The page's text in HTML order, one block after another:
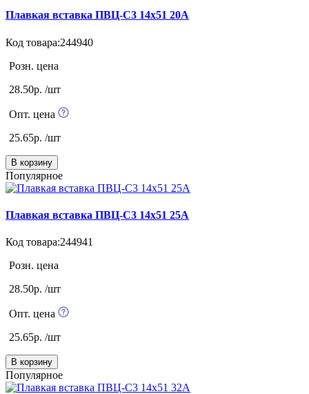
Плавкая вставка ПВЦ-С3 14х51 20А
Код товара:244940
Розн. цена
28.50р. /шт
Опт. цена
25.65р. /шт
В корзину
Популярное
Плавкая вставка ПВЦ-С3 14х51 25А
Код товара:244941
Розн. цена
28.50р. /шт
Опт. цена
25.65р. /шт
В корзину
Популярное